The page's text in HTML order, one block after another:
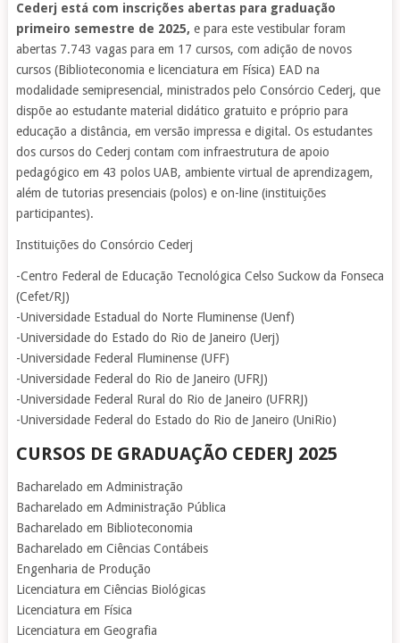
Cederj está com inscrições abertas para graduação
primeiro semestre de 2025, e para este vestibular foram
abertas 7.743 vagas para em 17 cursos, com adição de novos
cursos (Biblioteconomia e licenciatura em Física) EAD na
modalidade semipresencial, ministrados pelo Consórcio Cederj, que
dispõe ao estudante material didático gratuito e próprio para
educação a distância, em versão impressa e digital. Os estudantes
dos cursos do Cederj contam com infraestrutura de apoio
pedagógico em 43 polos UAB, ambiente virtual de aprendizagem,
além de tutorias presenciais (polos) e on-line (instituições
participantes).
Instituições do Consórcio Cederj
-Centro Federal de Educação Tecnológica Celso Suckow da Fonseca
(Cefet/RJ)
-Universidade Estadual do Norte Fluminense (Uenf)
-Universidade do Estado do Rio de Janeiro (Uerj)
-Universidade Federal Fluminense (UFF)
-Universidade Federal do Rio de Janeiro (UFRJ)
-Universidade Federal Rural do Rio de Janeiro (UFRRJ)
-Universidade Federal do Estado do Rio de Janeiro (UniRio)
CURSOS DE GRADUAÇÃO CEDERJ 2025
Bacharelado em Administração
Bacharelado em Administração Pública
Bacharelado em Biblioteconomia
Bacharelado em Ciências Contábeis
Engenharia de Produção
Licenciatura em Ciências Biológicas
Licenciatura em Física
Licenciatura em Geografia